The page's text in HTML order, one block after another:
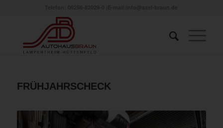
FRÜHJAHRSCHECK